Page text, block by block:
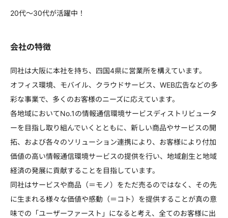
20代～30代が活躍中！
会社の特徴
同社は大阪に本社を持ち、四国4県に営業所を構えています。
オフィス環境、モバイル、クラウドサービス、WEB広告などの多
彩な事業で、多くのお客様のニーズに応えています。
各地域においてNo.1の情報通信環境サービスディストリビュータ
ーを目指し取り組んでいくとともに、新しい商品やサービスの開
拓、および各々のソリューション連携により、お客様により付加
価値の高い情報通信環境サービスの提供を行い、地域創生と地域
経済の発展に貢献することを目指しています。
同社はサービスや商品（＝モノ）をただ売るのではなく、その先
に生まれる様々な価値や感動（＝コト）を提供することが真の意
味での「ユーザーファースト」になると考え、全てのお客様に出